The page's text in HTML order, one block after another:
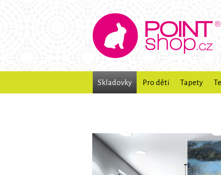
Skladovky Pro děti Tapety